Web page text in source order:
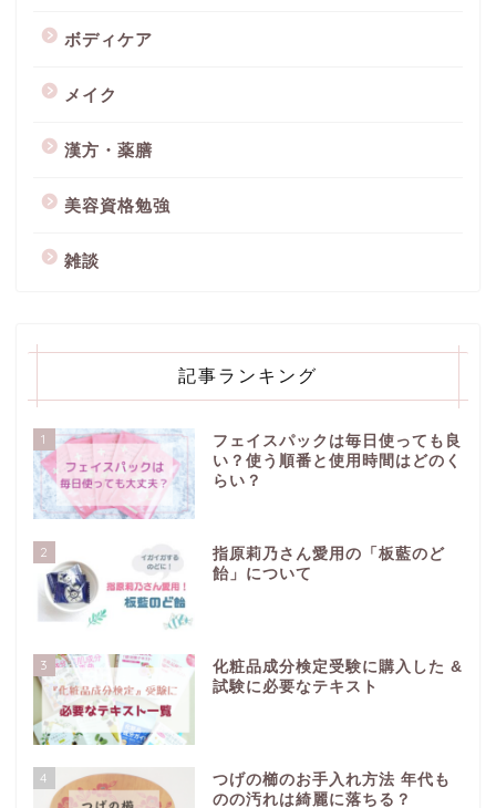
ボディケア
メイク
漢方・薬膳
美容資格勉強
雑談
記事ランキング
1
フェイスパックは毎日使っても良
い？使う順番と使用時間はどのく
らい？
2
指原莉乃さん愛用の「板藍のど
飴」について
3
化粧品成分検定受験に購入した &
試験に必要なテキスト
4
つげの櫛のお手入れ方法 年代も
のの汚れは綺麗に落ちる？